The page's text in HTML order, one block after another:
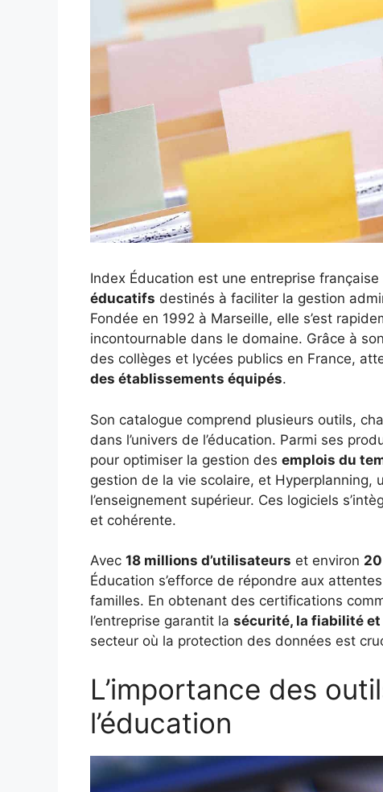
Index Éducation est une entreprise
éducatifs destinés à faciliter la gestion
Fondée en 1992 à Marseille, elle s’est
incontournable dans le domaine. Grâce à
des collèges et lycées publics en France,
des établissements équipés.
Son catalogue comprend plusieurs outils,
dans l’univers de l’éducation. Parmi ses
pour optimiser la gestion des emplois du
gestion de la vie scolaire, et Hyperplanning,
l’enseignement supérieur. Ces logiciels
et cohérente.
Avec 18 millions d’utilisateurs et environ
Éducation s’efforce de répondre aux
familles. En obtenant des certifications
l’entreprise garantit la sécurité, la fiabilité
secteur où la protection des données est
L’importance des
l’éducation